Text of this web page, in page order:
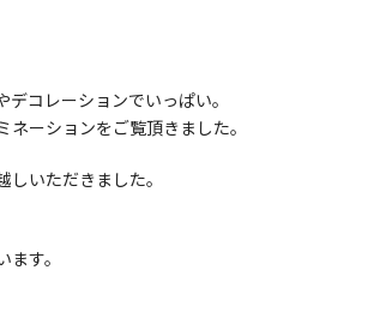
コレーションでいっぱい。
ーションをご覧頂きました。
いただきました。
す。